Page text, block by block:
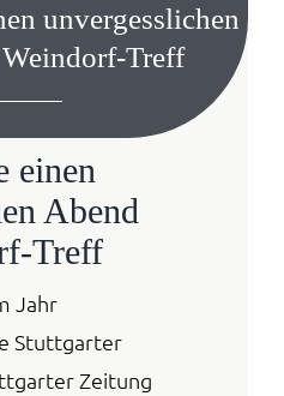
unvergesslichen
Treff
einen
Abend
Treff
Jahr
Stuttgarter
Zeitung